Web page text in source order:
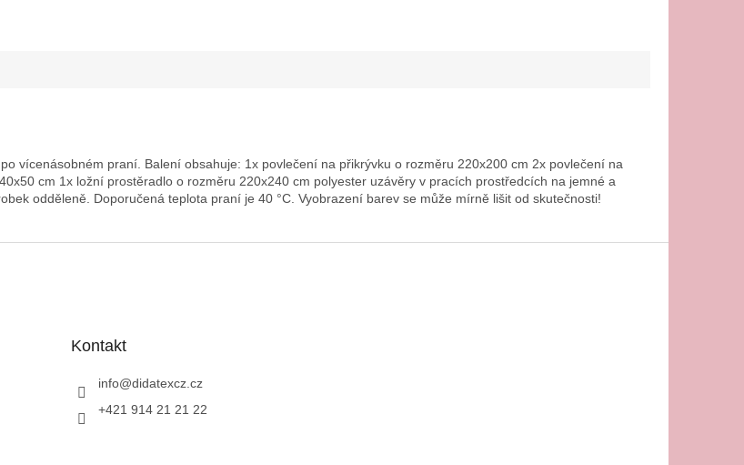
vícenásobném praní. Balení obsahuje: 1x povlečení na přikrývku o rozměru 220x200 cm 2x povlečení na
cm 1x ložní prostěradlo o rozměru 220x240 cm polyester uzávěry v pracích prostředcích na jemné a
odděleně. Doporučená teplota praní je 40 °C. Vyobrazení barev se může mírně lišit od skutečnosti!
Kontakt
info@didatexcz.cz
+421 914 21 21 22